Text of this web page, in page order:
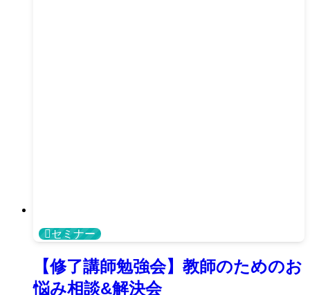
セミナー
【修了講師勉強会】教師のためのお
悩み相談&解決会